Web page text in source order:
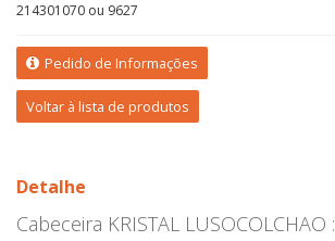
214301070 ou 9627
Pedido de Informações
Voltar à lista de produtos
Detalhe
Cabeceira KRISTAL LUSOCOLCHAO :